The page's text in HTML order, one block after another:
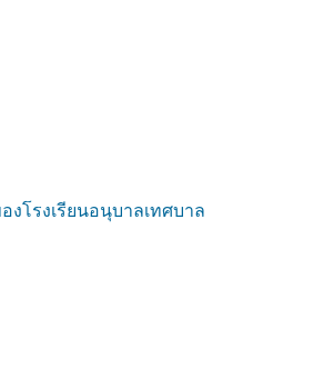
โรงเรียนอนุบาลเทศบาล